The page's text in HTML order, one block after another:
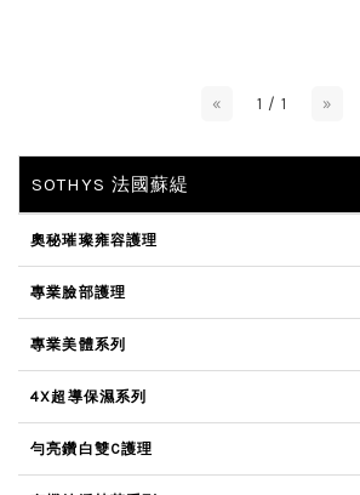
« 1 / 1 »
SOTHYS 法國蘇緹
奧秘璀璨雍容護理
專業臉部護理
專業美體系列
4X超導保濕系列
勻亮鑽白雙C護理